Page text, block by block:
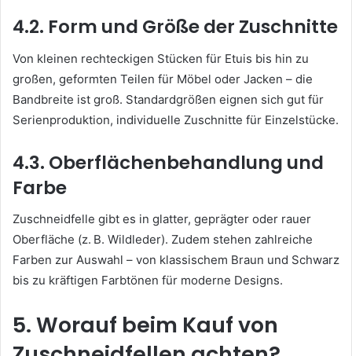
4.2. Form und Größe der Zuschnitte
Von kleinen rechteckigen Stücken für Etuis bis hin zu
großen, geformten Teilen für Möbel oder Jacken – die
Bandbreite ist groß. Standardgrößen eignen sich gut für
Serienproduktion, individuelle Zuschnitte für Einzelstücke.
4.3. Oberflächenbehandlung und
Farbe
Zuschneidfelle gibt es in glatter, geprägter oder rauer
Oberfläche (z. B. Wildleder). Zudem stehen zahlreiche
Farben zur Auswahl – von klassischem Braun und Schwarz
bis zu kräftigen Farbtönen für moderne Designs.
5. Worauf beim Kauf von